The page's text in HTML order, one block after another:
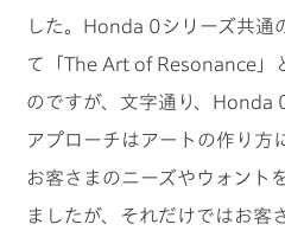
した。Honda 0シリーズ共通
て「The Art of Resonance」
のですが、文字通り、Honda
アプローチはアートの作り方
お客さまのニーズやウォント
ましたが、それだけではお客